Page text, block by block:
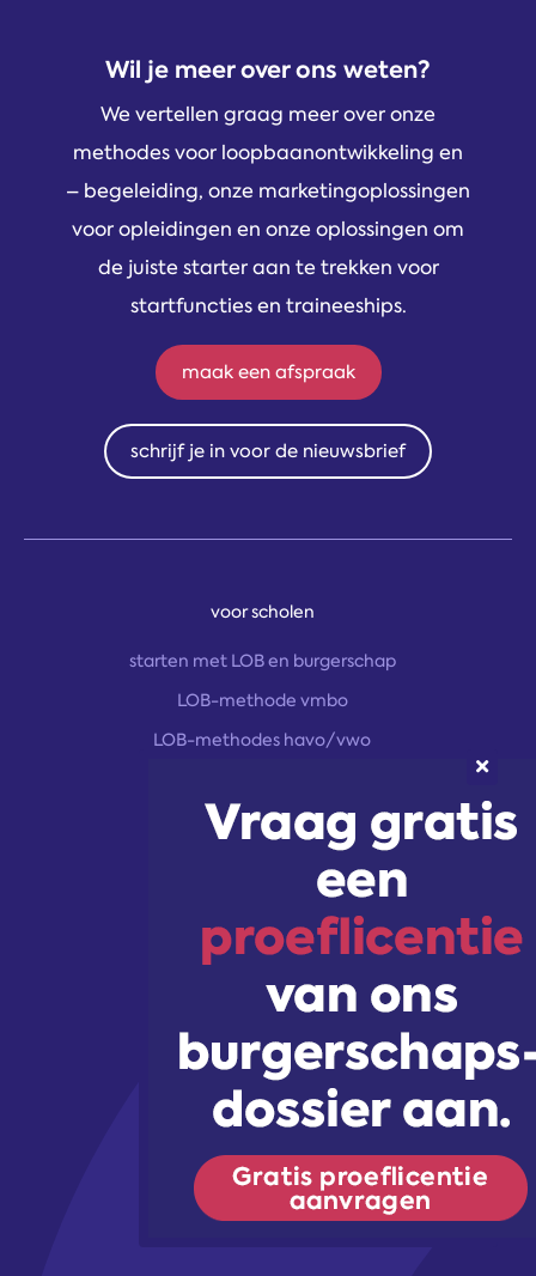
Wil je meer over ons weten?
We vertellen graag meer over onze
methodes voor loopbaanontwikkeling en
– begeleiding, onze marketingoplossingen
voor opleidingen en onze oplossingen om
de juiste starter aan te trekken voor
startfuncties en traineeships.
maak een afspraak
schrijf je in voor de nieuwsbrief
voor scholen
starten met LOB en burgerschap
LOB-methode vmbo
LOB-methodes havo/vwo
trainingen & workshops
voor hoger onderwijs
onze aanpak
trainingen & workshops
Volg ons!